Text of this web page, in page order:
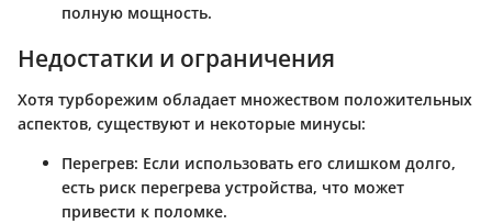
полную мощность.
Недостатки и ограничения
Хотя турборежим обладает множеством положительных
аспектов, существуют и некоторые минусы:
Перегрев: Если использовать его слишком долго,
есть риск перегрева устройства, что может
привести к поломке.